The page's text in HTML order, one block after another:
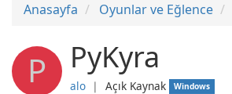
Anasayfa Oyunlar ve Eğlence
P PyKyra
alo ❘ Açık Kaynak Windows